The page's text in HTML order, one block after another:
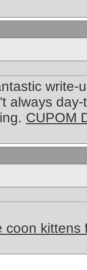
always
CUPOM
coon kittens